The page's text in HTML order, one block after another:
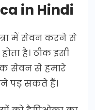
in Hindi
में सेवन करने से
है। ठीक इसी
सेवन से हमारे
पड़ सकते हैं।